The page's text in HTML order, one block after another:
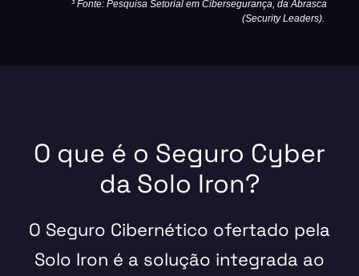
³ Fonte: Pesquisa Setorial em Cibersegurança, daAbrasca
(Security Leaders).
O que é o Seguro Cyber
da Solo Iron?
O Seguro Cibernético ofertado pela
Solo Iron é a solução integrada ao